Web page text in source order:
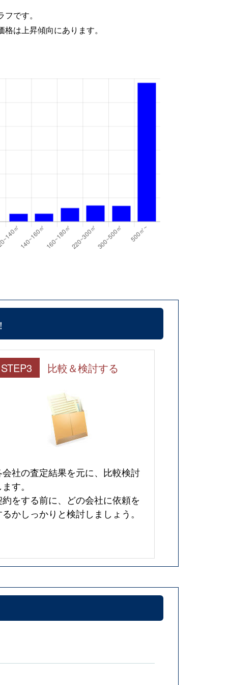
です。
は上昇傾向にあります。
STEP3 比較＆検討する
会社の査定結果を元に、比較検討
す。
約をする前に、どの会社に依頼を
かしっかりと検討しましょう。